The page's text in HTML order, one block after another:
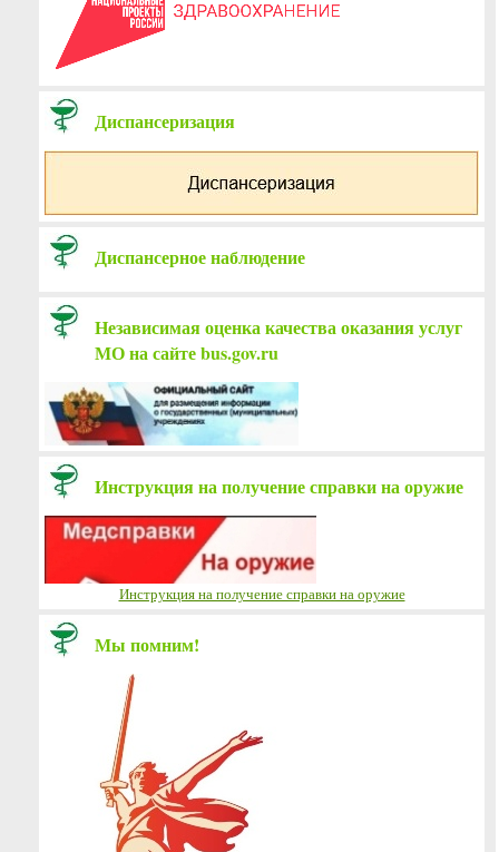
Диспансеризация
Диспансерное наблюдение
Независимая оценка качества оказания услуг
МО на сайте bus.gov.ru
Инструкция на получение справки на оружие
Инструкция на получение справки на оружие
Мы помним!